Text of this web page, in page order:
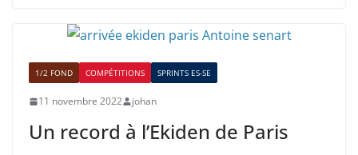
1/2 FOND COMPÉTITIONS SPRINTS ES-SE
11 novembre 2022 johan
Un record à l’Ekiden de Paris